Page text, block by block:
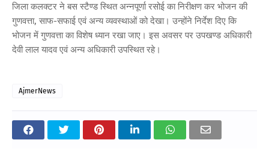
जिला कलक्टर ने बस स्टैण्ड स्थित अन्नपूर्णा रसोई का निरीक्षण कर भोजन की
गुणवत्ता, साफ-सफाई एवं अन्य व्यवस्थाओं को देखा। उन्होंने निर्देश दिए कि
भोजन में गुणवत्ता का विशेष ध्यान रखा जाए। इस अवसर पर उपखण्ड अधिकारी
देवी लाल यादव एवं अन्य अधिकारी उपस्थित रहे।
AjmerNews